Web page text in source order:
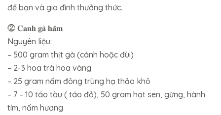
để bạn và gia đình thưởng thức.
⓶ 𝐂𝐚𝐧𝐡 𝐠𝐚̀ 𝐡𝐚̂̀𝐦
Nguyên liệu:
– 500 gram thịt gà (cánh hoặc đùi)
– 2-3 hoa trà hoa vàng
– 25 gram nấm đông trùng hạ thảo khô
– 7 – 10 táo tàu ( táo đỏ), 50 gram hạt sen, gừng, hành
tím, nấm hương